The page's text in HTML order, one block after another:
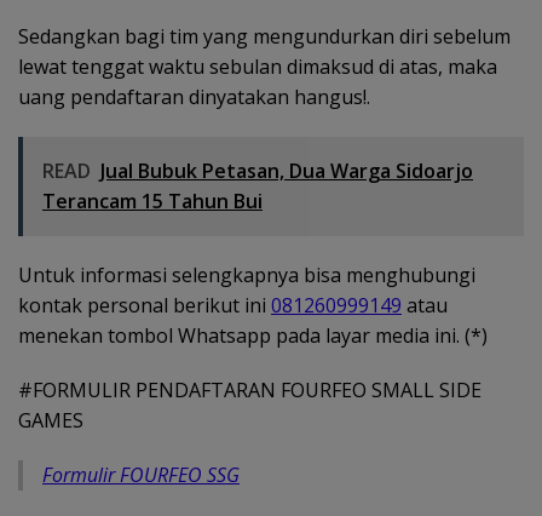
Sedangkan bagi tim yang mengundurkan diri sebelum
lewat tenggat waktu sebulan dimaksud di atas, maka
uang pendaftaran dinyatakan hangus!.
READ Jual Bubuk Petasan, Dua Warga Sidoarjo
Terancam 15 Tahun Bui
Untuk informasi selengkapnya bisa menghubungi
kontak personal berikut ini 081260999149 atau
menekan tombol Whatsapp pada layar media ini. (*)
#FORMULIR PENDAFTARAN FOURFEO SMALL SIDE
GAMES
Formulir FOURFEO SSG